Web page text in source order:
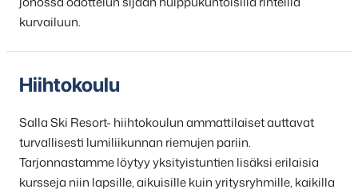
kurvailuun.
Hiihtokoulu
Salla Ski Resort- hiihtokoulun ammattilaiset auttavat
turvallisesti lumiliikunnan riemujen pariin.
Tarjonnastamme löytyy yksityistuntien lisäksi erilaisia
kursseja niin lapsille, aikuisille kuin yritysryhmille, kaikilla